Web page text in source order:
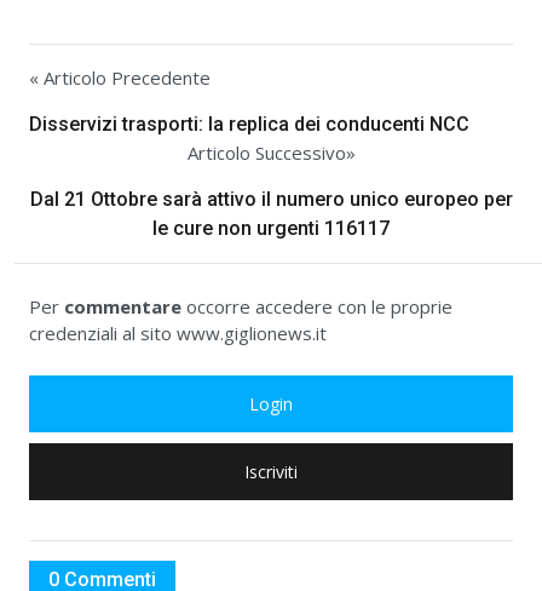
« Articolo Precedente
Disservizi trasporti: la replica dei conducenti NCC
Articolo Successivo»
Dal 21 Ottobre sarà attivo il numero unico europeo per
le cure non urgenti 116117
Per commentare occorre accedere con le proprie
credenziali al sito www.giglionews.it
Login
Iscriviti
0 Commenti